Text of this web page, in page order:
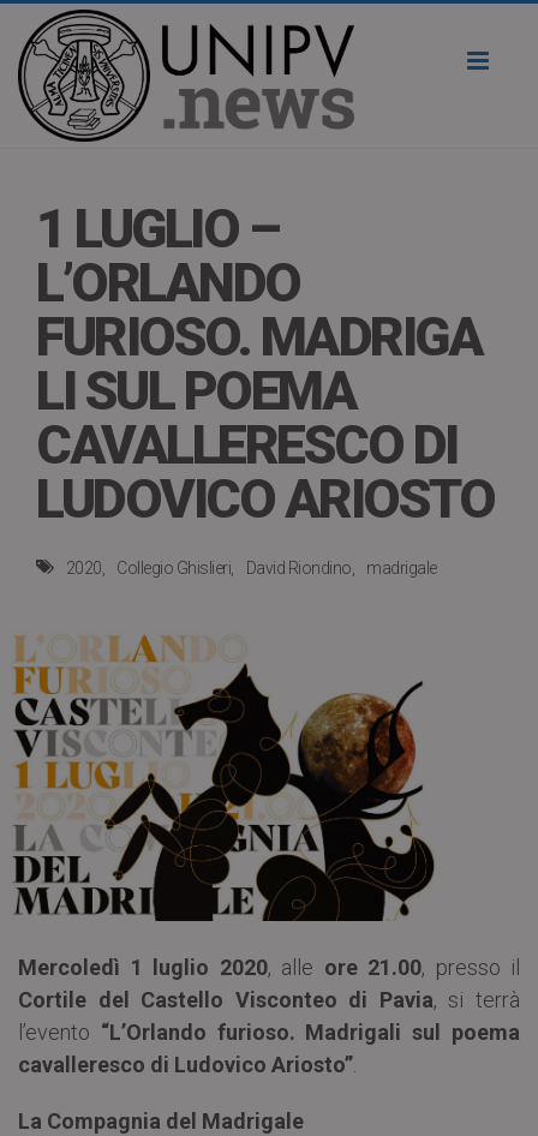
1 LUGLIO –
L’ORLANDO
FURIOSO. MADRIGA
LI SUL POEMA
CAVALLERESCO DI
LUDOVICO ARIOSTO
2020 Collegio Ghislieri David Riondino madrigale
Mercoledì 1 luglio 2020, alle ore 21.00, presso il
Cortile del Castello Visconteo di Pavia, si terrà
l’evento “L’Orlando furioso. Madrigali sul poema
cavalleresco di Ludovico Ariosto”
La Compagnia del Madrigale